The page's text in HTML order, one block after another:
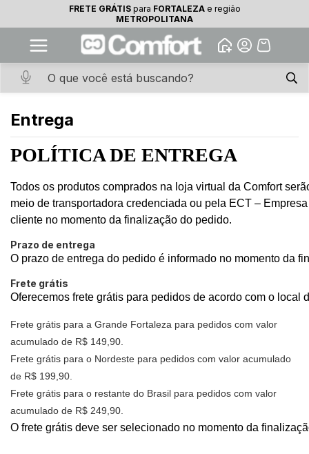
10% OFF na primeira compra
Baixe o app. Cupom BEMVINDO10
(100+)
Abrir
FRETE GRÁTISpara FORTALEZAe região
METROPOLITANA
Menu Institucional
Entrega
POLÍTICA DE ENTREGA
Todos os produtos comprados na loja virtual da Comfort
meio de transportadora credenciada ou pela ECT –
cliente no momento da finalização do pedido.
Prazo de entrega
O prazo de entrega do pedido é informado no momento da
Frete grátis
Oferecemos frete grátis para pedidos de acordo com o
Frete grátis para a Grande Fortaleza para pedidos com valor
acumulado de R$ 149,90.
Frete grátis para o Nordeste para pedidos com valor acumulado
de R$ 199,90.
Frete grátis para o restante do Brasil para pedidos com valor
acumulado de R$ 249,90.
O frete grátis deve ser selecionado no momento da